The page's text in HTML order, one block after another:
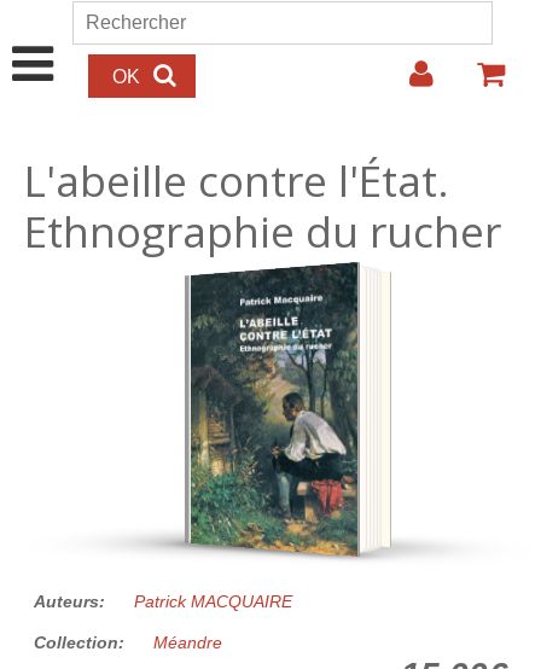
Aller au contenu principal
Formulaire de recherche
Rechercher
L'abeille contre l'État.
Ethnographie du rucher
15.00€
Auteurs: Patrick MACQUAIRE
Collection: Méandre